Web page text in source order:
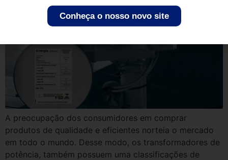
A preocupação dos consumidores em comprar
produtos de qualidade e eficientes norteia o mercado
em todo o mundo. Desse modo, os transformadores de
potência, também possuem uma classificações de
Conheça o nosso novo site